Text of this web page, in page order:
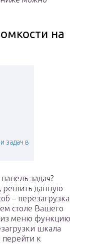
на
задач в
задач?
решить данную
– перезагрузка
столе Вашего
из меню функцию
шкала
перейти к